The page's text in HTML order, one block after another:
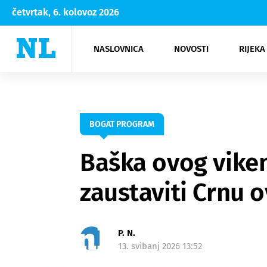
četvrtak, 6. kolovoz 2026
NASLOVNICA NOVOSTI
Rijeka Opatija
NK
Moda
Kultura
BOGAT PROGRAM
Baška ovog
zaustaviti Crnu
P. N.
13. svibanj 2026 13:52